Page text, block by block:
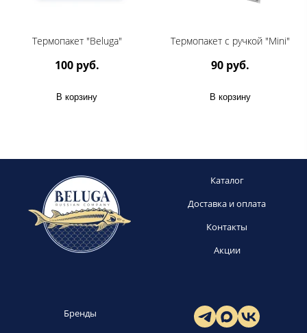
Термопакет "Beluga"
100 руб.
В корзину
Термопакет с ручкой "Mini"
90 руб.
В корзину
Каталог
Доставка и оплата
Контакты
Акции
Бренды